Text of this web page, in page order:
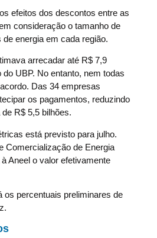
efeitos dos descontos entre as
consideração o tamanho de
energia em cada região.
arrecadar até R$ 7,9
UBP. No entanto, nem todas
Das 34 empresas
os pagamentos, reduzindo
R$ 5,5 bilhões.
está previsto para julho.
Comercialização de Energia
Aneel o valor efetivamente
os percentuais preliminares de